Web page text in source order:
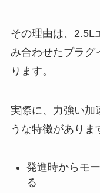
その理由は、2.5L
み合わせたプラグ
ります。
実際に、力強い加
うな特徴がありま
発進時からモ
る